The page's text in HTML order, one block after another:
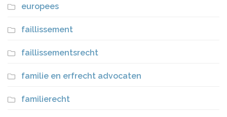
europees
faillissement
faillissementsrecht
familie en erfrecht advocaten
familierecht